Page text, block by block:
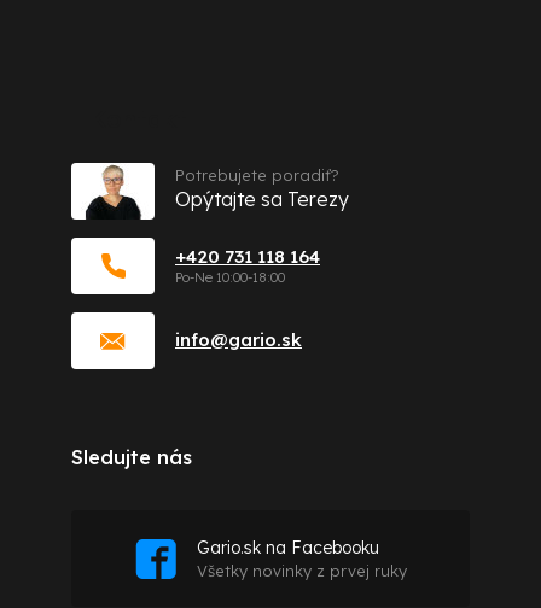
info@gario.sk
+420 731 118 164
Potrebujete poradiť?
Opýtajte sa Terezy
Sledujte nás
Gario.sk na Facebooku
Všetky novinky z prvej ruky